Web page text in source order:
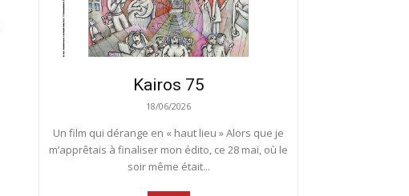
Kairos 75
18/06/2026
Un film qui dérange en « haut lieu » Alors que je
m’apprêtais à finaliser mon édito, ce 28 mai, où le
soir même était...